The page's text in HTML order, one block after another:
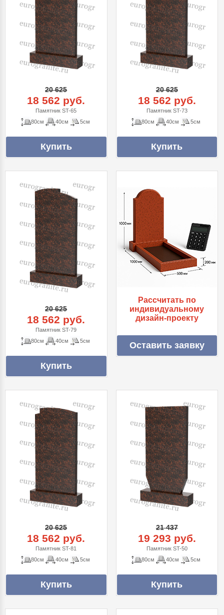
20 625
18 562 руб.
Памятник ST-65
80см
40см 5см
20 625
18 562 руб.
Памятник ST-73
80см
40см 5см
20 625
18 562 руб.
Памятник ST-79
80см
40см 5см
Рассчитать по
индивидуальному
дизайн-проекту
Оставить заявку
20 625
18 562 руб.
Памятник ST-81
80см
40см 5см
21 437
19 293 руб.
Памятник ST-50
80см
40см 5см